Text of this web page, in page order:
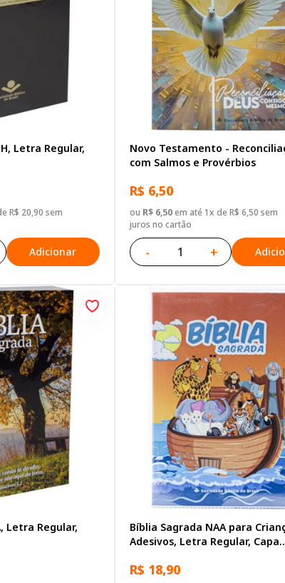
Letra Regular,
R$ 20,90 sem
Adicionar
Novo Testamento -
com Salmos e Provérbios
R$ 6,50
ou R$ 6,50em até 1x de R$ 6,50 sem
juros no cartão
- +
Letra Regular,
Bíblia Sagrada NAA para
Adesivos, Letra Regular, Capa
R$ 18,90